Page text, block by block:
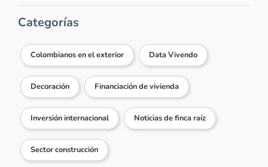
Categorías
Colombianos en el exterior Data Vivendo
Decoración Financiación de vivienda
Inversión internacional Noticias de finca raíz
Sector construcción